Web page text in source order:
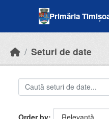
Primăria
Seturi de date
Order by